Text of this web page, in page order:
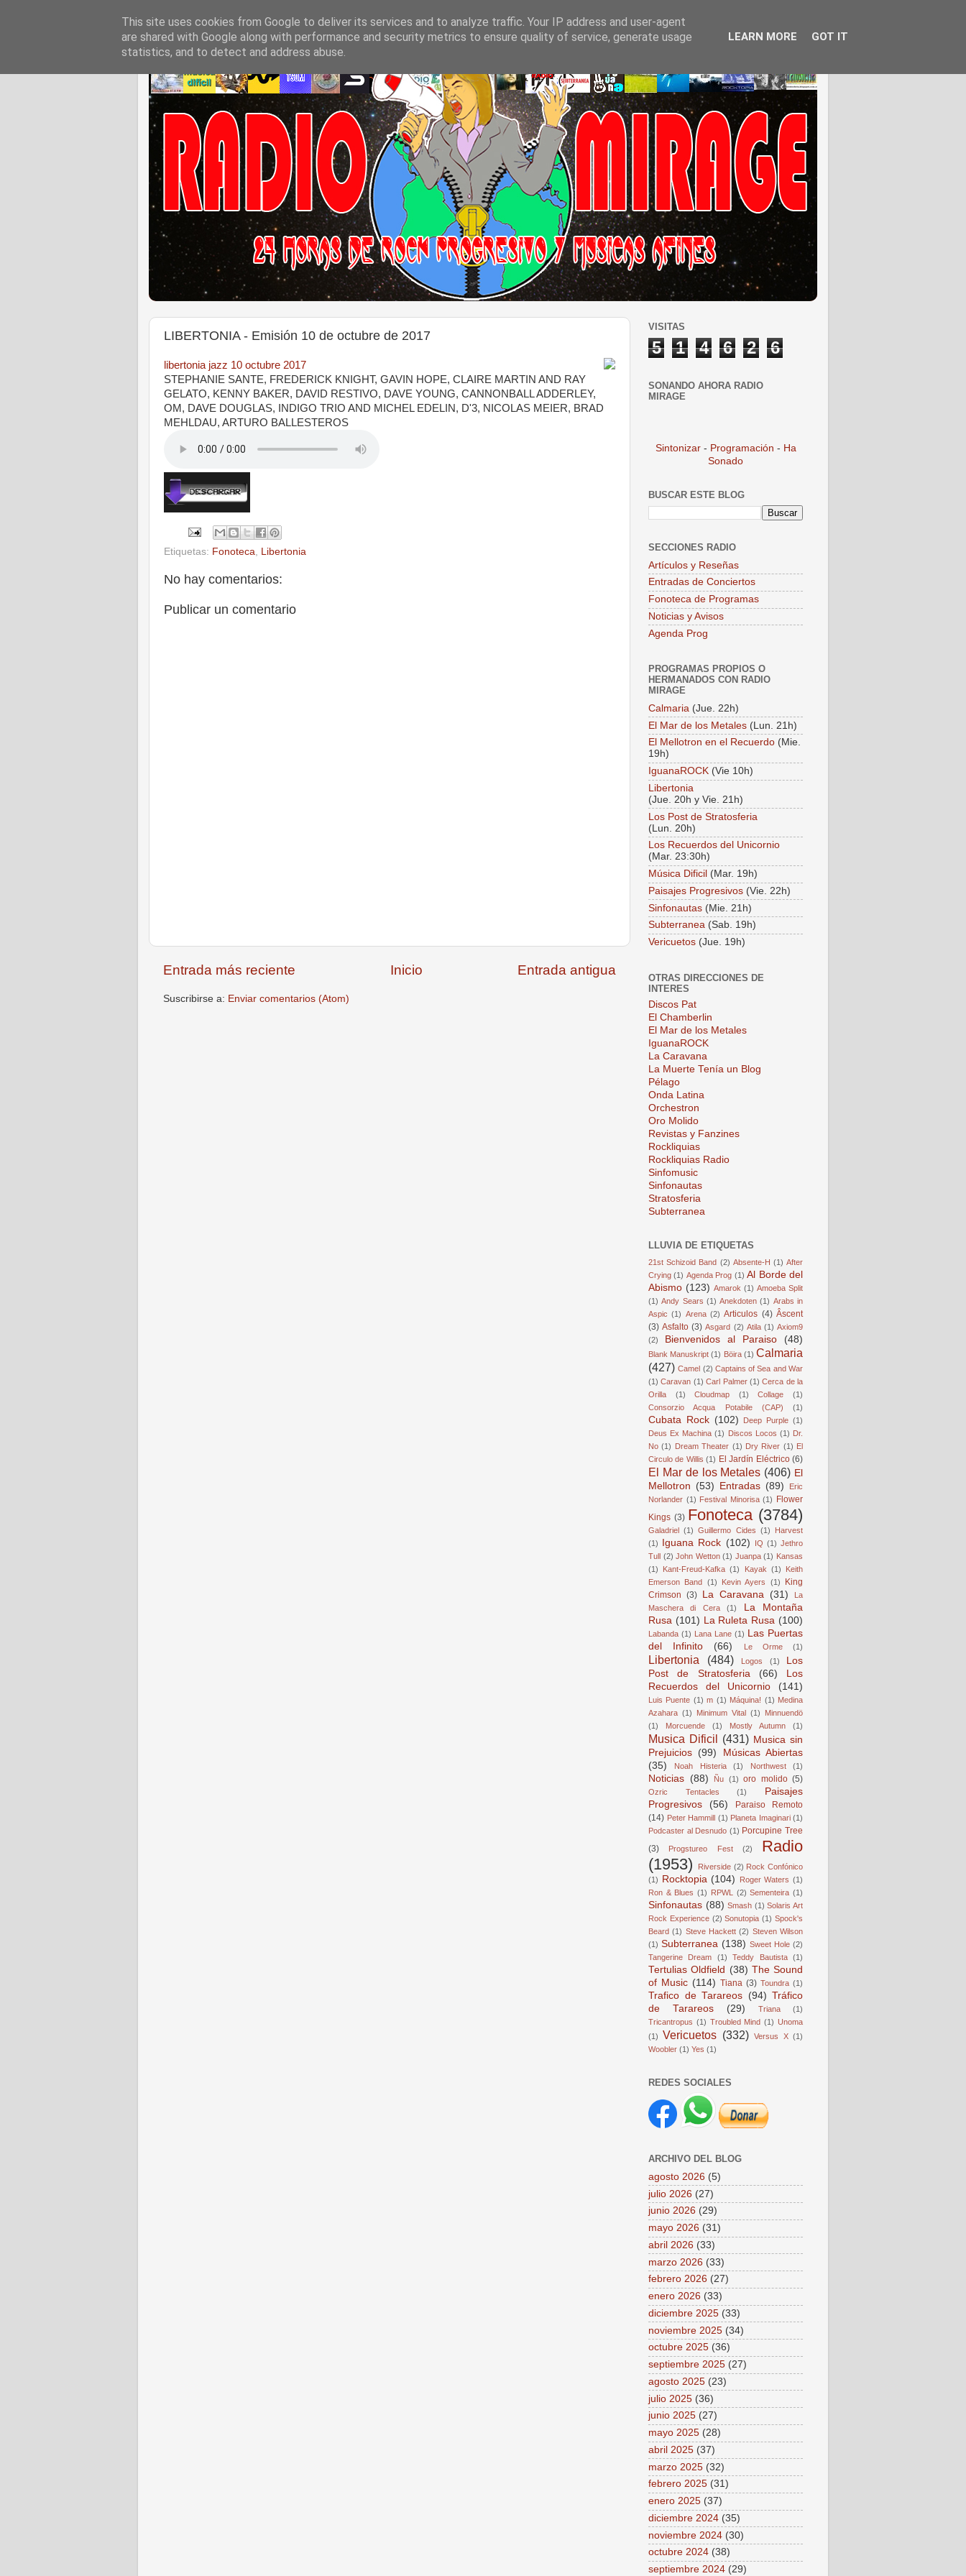
LIBERTONIA - Emisión 10 de octubre de 2017
libertonia jazz 10 octubre 2017
STEPHANIE SANTE, FREDERICK KNIGHT, GAVIN HOPE, CLAIRE MARTIN AND RAY
GELATO, KENNY BAKER, DAVID RESTIVO, DAVE YOUNG, CANNONBALL ADDERLEY,
OM, DAVE DOUGLAS, INDIGO TRIO AND MICHEL EDELIN, D'3, NICOLAS MEIER, BRAD
MEHLDAU, ARTURO BALLESTEROS
Etiquetas: Fonoteca, Libertonia
No hay comentarios:
Publicar un comentario
Entrada más reciente Entrada antigua
Inicio
Suscribirse a: Enviar comentarios (Atom)
VISITAS
5 1 4 6 2 6
SONANDO AHORA RADIO
MIRAGE
Sintonizar - Programación - Ha
Sonado
BUSCAR ESTE BLOG
SECCIONES RADIO
Artículos y Reseñas
Entradas de Conciertos
Fonoteca de Programas
Noticias y Avisos
Agenda Prog
PROGRAMAS PROPIOS O
HERMANADOS CON RADIO
MIRAGE
Calmaria (Jue. 22h)
El Mar de los Metales (Lun. 21h)
El Mellotron en el Recuerdo (Mie.
19h)
IguanaROCK (Vie 10h)
Libertonia
(Jue. 20h y Vie. 21h)
Los Post de Stratosferia
(Lun. 20h)
Los Recuerdos del Unicornio
(Mar. 23:30h)
Música Dificil (Mar. 19h)
Paisajes Progresivos (Vie. 22h)
Sinfonautas (Mie. 21h)
Subterranea (Sab. 19h)
Vericuetos (Jue. 19h)
OTRAS DIRECCIONES DE
INTERES
Discos Pat
El Chamberlin
El Mar de los Metales
IguanaROCK
La Caravana
La Muerte Tenía un Blog
Pélago
Onda Latina
Orchestron
Oro Molido
Revistas y Fanzines
Rockliquias
Rockliquias Radio
Sinfomusic
Sinfonautas
Stratosferia
Subterranea
LLUVIA DE ETIQUETAS
21st Schizoid Band (2) Absente-H (1) After
Crying (1) Agenda Prog (1) Al Borde del
Abismo (123) Amarok (1) Amoeba Split
(1) Andy Sears (1) Anekdoten (1) Arabs in
Aspic (1) Arena (2) Articulos (4) Âscent
(3) Asfalto (3) Asgard (2) Atila (1) Axiom9
(2)
Bienvenidos al Paraiso (48)
Blank Manuskript (1) Böira (1) Calmaria
(427) Camel (2) Captains of Sea and War
(1) Caravan (1) Carl Palmer (1) Cerca de la
Orilla
(1) Cloudmap (1) Collage
(1)
Consorzio Acqua Potabile (CAP)
(1)
Cubata Rock (102) Deep Purple (1)
Deus Ex Machina (1) Discos Locos (1) Dr.
No (1) Dream Theater (1) Dry River (1) El
Circulo de Willis (1) El Jardín Eléctrico (6)
El Mar de los Metales (406) El
Mellotron (53) Entradas (89)
Eric
Norlander (1) Festival Minorisa (1) Flower
Kings (3) Fonoteca (3784)
Galadriel (1) Guillermo Cides (1)
Harvest
(1) Iguana Rock (102) IQ (1) Jethro
Tull (2) John Wetton (1) Juanpa (1) Kansas
(1)
Kant-Freud-Kafka (1) Kayak (1)
Keith
Emerson Band (1) Kevin Ayers (1)
King
Crimson (3) La Caravana (31)
La
Maschera di Cera
(1)
La Montaña
Rusa (101) La Ruleta Rusa (100)
Labanda (1) Lana Lane (1) Las Puertas
del Infinito
(66) Le Orme (1)
Libertonia (484) Logos (1)
Los
Post de Stratosferia
(66)
Los
Recuerdos del Unicornio
(141)
Luis Puente (1) m (1) Máquina! (1) Medina
Azahara (1) Minimum Vital (1)
Minnuendö
(1)
Morcuende (1) Mostly Autumn (1)
Musica Dificil (431) Musica sin
Prejuicios (99)
Músicas Abiertas
(35)
Noah Histeria (1) Northwest (1)
Noticias (88) Ñu (1) oro molido (5)
Ozric Tentacles (1)
Paisajes
Progresivos
(56)
Paraiso Remoto
(14) Peter Hammill (1) Planeta Imaginari (1)
Podcaster al Desnudo (1) Porcupine Tree
(3)
Progstureo Fest (2)
Radio
(1953)
Riverside (2) Rock Confónico
(1) Rocktopia (104) Roger Waters (1)
Ron & Blues (1) RPWL (2) Sementeira (1)
Sinfonautas (88) Smash (1) Solaris Art
Rock Experience (2) Sonutopia (1) Spock's
Beard (1) Steve Hackett (2) Steven Wilson
(1) Subterranea (138) Sweet Hole (2)
Tangerine Dream
(1) Teddy Bautista (1)
Tertulias Oldfield (38) The Sound
of Music (114) Tiana (3) Toundra (1)
Trafico de Tarareos (94) Tráfico
de Tarareos
(29) Triana
(1)
Tricantropus (1) Troubled Mind (1) Unoma
(1)
Vericuetos (332) Versus X (1)
Woobler (1) Yes (1)
REDES SOCIALES
ARCHIVO DEL BLOG
agosto 2026 (5)
julio 2026 (27)
junio 2026 (29)
mayo 2026 (31)
abril 2026 (33)
marzo 2026 (33)
febrero 2026 (27)
enero 2026 (33)
diciembre 2025 (33)
noviembre 2025 (34)
octubre 2025 (36)
septiembre 2025 (27)
agosto 2025 (23)
julio 2025 (36)
junio 2025 (27)
mayo 2025 (28)
abril 2025 (37)
marzo 2025 (32)
febrero 2025 (31)
enero 2025 (37)
diciembre 2024 (35)
noviembre 2024 (30)
octubre 2024 (38)
septiembre 2024 (29)
This site uses cookies from Google to deliver its services and to analyze traffic. Your IP address and user-agent
are shared with Google along with performance and security metrics to ensure quality of service, generate usage
statistics, and to detect and address abuse.
LEARN MORE GOT IT